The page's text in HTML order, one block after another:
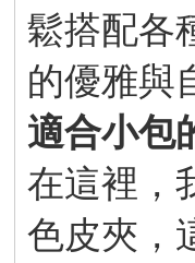
鬆搭配各
的優雅與
適合小包
在這裡，
色皮夾，